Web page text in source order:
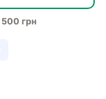
500 грн